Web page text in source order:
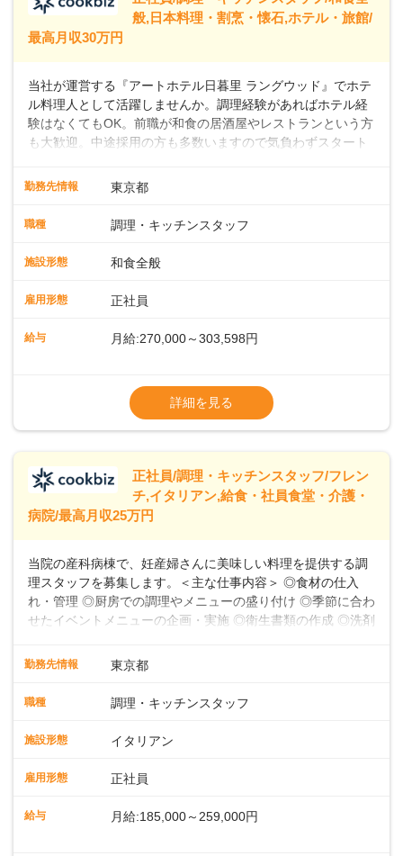
般,日本料理・割烹・懐石,ホテル・旅館/
最高月収30万円
当社が運営する『アートホテル日暮里 ラングウッド』でホテ
ル料理人として活躍しませんか。調理経験があればホテル経
験はなくてもOK。前職が和食の居酒屋やレストランという方
も大歓迎。中途採用の方も多数いますので気負わずスタート
も深さもグッと広がりますよ。 ◎仕事内容ホテル内のレスト
調理、盛り付け、刺身の切り出しのほか、料理長の下で和食
ます。スキルや経験に応じて発注業務やアルバイトスタッフ
新宿・東京駅まで20分圏内と便利な好ロケーション。ビジネ
ームほか、朝食からディナーまでお楽しみいただけるオール
◎ワークライフバランスがとりやすい♪年間休日118～121
日。長期休暇の取得も推奨しているほか、バースデー休暇や
万円、最長10年間として、当社が直接返済を行います。
勤務先情報 東京都
職種 調理・キッチンスタッフ
施設形態 和食全般
雇用形態 正社員
給与 月給:270,000～303,598円
◎賞与／年2回（年2か月分支給）
※経験・能力および年齢・前職給与を考慮し
て優遇いたします
※試用期間3ヶ月（同条件）
※給与には固定残業代（月22時間分、
39,600円～43,598円分）を含みます。超過
詳細を見る
正社員/調理・キッチンスタッフ/フレン
チ,イタリアン,給食・社員食堂・介護・
病院/最高月収25万円
当院の産科病棟で、妊産婦さんに美味しい料理を提供する調
理スタッフを募集します。＜主な仕事内容＞ ◎食材の仕入
れ・管理 ◎厨房での調理やメニューの盛り付け ◎季節に合わ
せたイベントメニューの企画・実施 ◎衛生書類の作成 ◎洗剤
フの指導 など★フレンチ・和・洋・中・イタリアンなど、
れ・管理から、厨房での調理やメニューの盛り付け、さらに
す。フレンチのコース料理から和・洋・中・イタリアンま
品発注、食数管理も担当していただきます。各時間帯スタッ
や育成業務もあるため、スキルアップを目指せます。お産前
勤務先情報 東京都
職種 調理・キッチンスタッフ
施設形態 イタリアン
雇用形態 正社員
給与 月給:185,000～259,000円